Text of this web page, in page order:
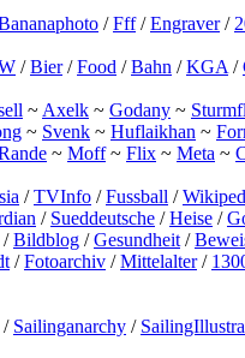
/Fff/Engraver/
/Bier/Food /Bahn /KGA /
~ Axelk ~ Godany ~
~ Svenk ~ Huflaikhan ~
~ Moff~ Flix ~ Meta ~
/TVInfo /Fussball /
/ Sueddeutsche /Heise /
/Bildblog /Gesundheit /
/Fotoarchiv /Mittelalter/
/ Sailinganarchy /